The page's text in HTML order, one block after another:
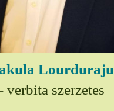
Lourduraju
verbita szerzetes